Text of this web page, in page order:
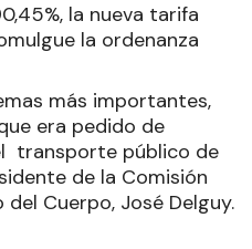
la nueva tarifa
la ordenanza
más importantes,
era pedido de
transporte público de
de la Comisión
Cuerpo, José Delguy.